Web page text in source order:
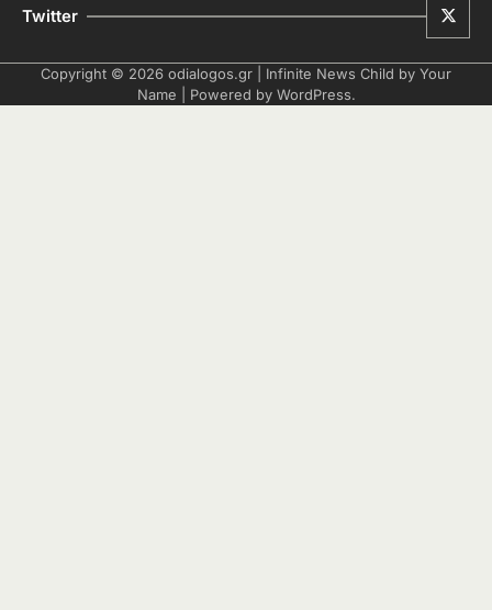
Twitter
Copyright © 2026 odialogos.gr | Infinite News Child by Your
Name | Powered by WordPress.